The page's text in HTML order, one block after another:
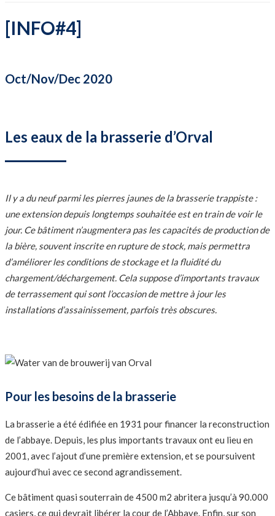
[INFO#4]
Oct/Nov/Dec 2020
Les eaux de la brasserie d’Orval
Il y a du neuf parmi les pierres jaunes de la brasserie trappiste :
une extension depuis longtemps souhaitée est en train de voir le
jour. Ce bâtiment n’augmentera pas les capacités de production de
la bière, souvent inscrite en rupture de stock, maispermettra
d’améliorer les conditions de stockage et la fluidité du
chargement/déchargement. Cela suppose d’importants travaux
de terrassement qui sont l’occasion de mettre à jour les
installations d’assainissement, parfois très obscures.
Pour les besoins de la brasserie
La brasserie a été édifiée en 1931 pour financer la reconstruction
de l’abbaye. Depuis, les plus importants travaux ont eu lieu en
2001, avec l’ajout d’une première extension, et se poursuivent
aujourd’hui avec ce second agrandissement.
Ce bâtiment quasi souterrain de 4500 m2 abritera jusqu’à 90.000
casiers, ce qui devrait libérer la cour de l’Abbaye. Enfin, sur son